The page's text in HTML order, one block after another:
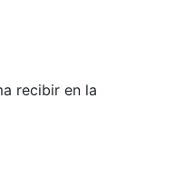
recibir en la